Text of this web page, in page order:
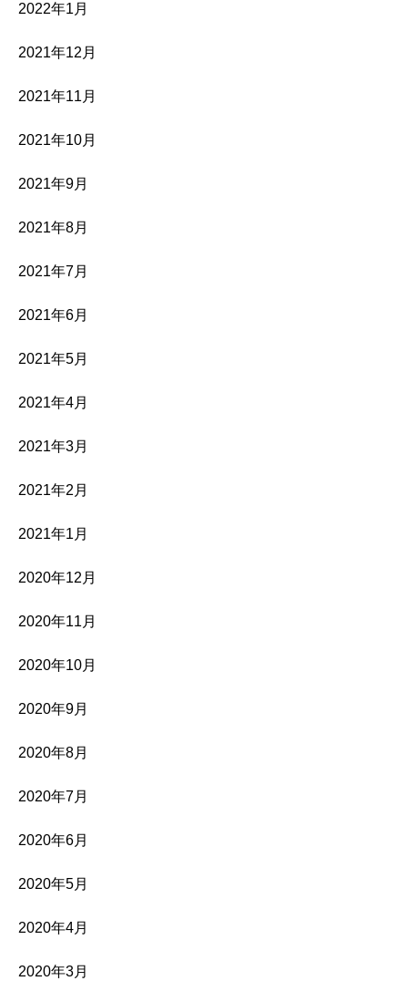
2022年1月
2021年12月
2021年11月
2021年10月
2021年9月
2021年8月
2021年7月
2021年6月
2021年5月
2021年4月
2021年3月
2021年2月
2021年1月
2020年12月
2020年11月
2020年10月
2020年9月
2020年8月
2020年7月
2020年6月
2020年5月
2020年4月
2020年3月